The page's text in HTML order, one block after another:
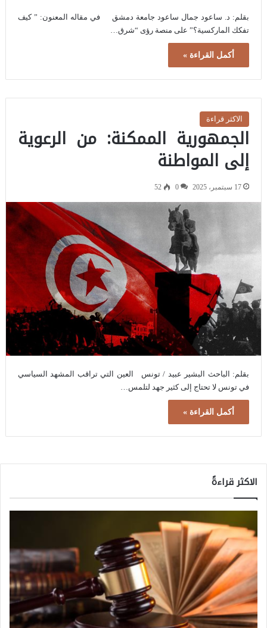
بقلم: د. ساعود جمال ساعود جامعة دمشق في مقاله المعنون: ” كيف
تفكك الماركسية؟” على منصة رؤى “شرق…
أكمل القراءة »
الاكثر قراءة
الجمهورية الممكنة: من الرعوية
إلى المواطنة
17 سبتمبر، 2025 0
52
بقلم: الباحث البشير عبيد / تونس العين التي تراقب المشهد السياسي
في تونس لا تحتاج إلى كثير جهد لتلمس…
أكمل القراءة »
الاكثر قراءةً